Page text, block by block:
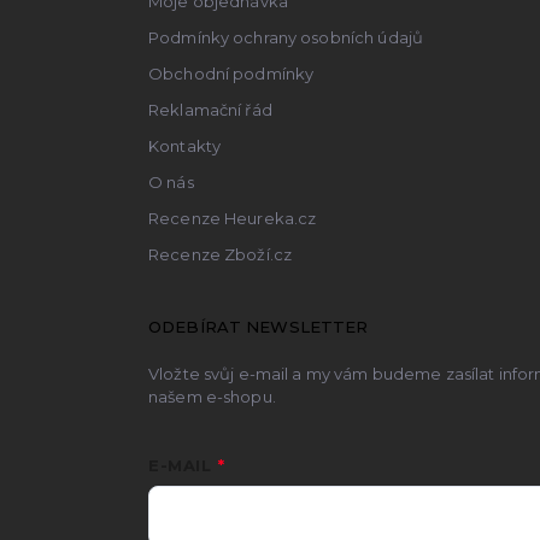
Podmínky ochrany osobních údajů
Obchodní podmínky
Reklamační řád
Kontakty
O nás
Recenze Heureka.cz
Recenze Zboží.cz
ODEBÍRAT NEWSLETTER
Vložte svůj e-mail a my vám budeme zasílat
našem e-shopu.